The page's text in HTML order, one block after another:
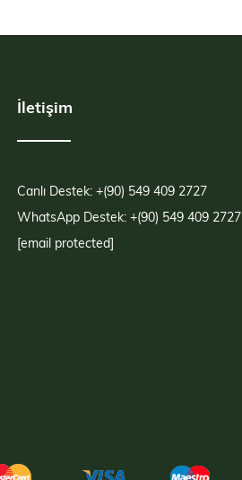
İletişim
Canlı Destek: +(90) 549 409 2727
WhatsApp Destek: +(90) 549 409 2727
[email protected]